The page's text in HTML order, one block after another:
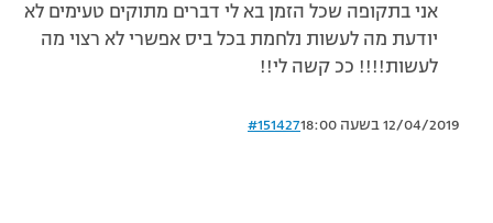
אני בתקופה שכל הזמן בא לי דברים מתוקים טעימים לא
יודעת מה לעשות נלחמת בכל ביס אפשרי לא רצוי מה
לעשות!!!! ככ קשה לי!!
12/04/2019 בשעה 18:00 #151427